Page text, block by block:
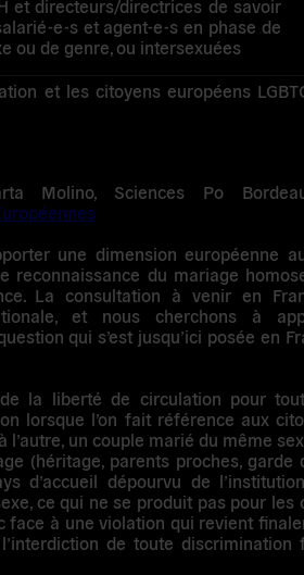
et directeurs/directrices de savoir
e-s et agent-e-s en phase de
ou de genre, ou intersexuées
et les citoyens européens
Molino, Sciences Po
une dimension européenne
reconnaissance du mariage
La consultation à venir en
et nous cherchons à
qui s’est jusqu’ici posée en
la liberté de circulation pour
lorsque l’on fait référence aux
l’autre, un couple marié du même
(héritage, parents proches,
d’accueil dépourvu de
ce qui ne se produit pas pour les
face à une violation qui revient
de toute discrimination